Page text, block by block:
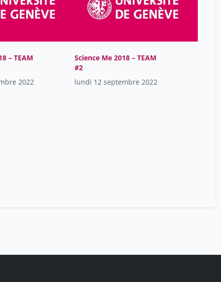
– TEAM
2022
Science Me 2018 – TEAM
#2
lundi 12 septembre 2022